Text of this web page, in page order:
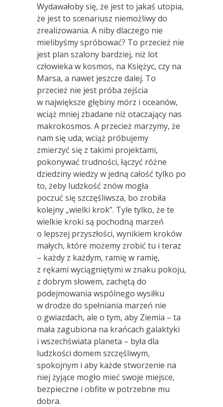
Wydawałoby się, że jest to jakaś utopia,
że jest to scenariusz niemożliwy do
zrealizowania. A niby dlaczego nie
mielibyśmy spróbować? To przecież nie
jest plan szalony bardziej, niż lot
człowieka w kosmos, na Księżyc, czy na
Marsa, a nawet jeszcze dalej. To
przecież nie jest próba zejścia
w największe głębiny mórz i oceanów,
wciąż mniej zbadane niż otaczający nas
makrokosmos. A przecież marzymy, że
nam się uda, wciąż próbujemy
zmierzyć się z takimi projektami,
pokonywać trudności, łączyć różne
dziedziny wiedzy w jedną całość tylko po
to, żeby ludzkość znów mogła
poczuć się szczęśliwsza, bo zrobiła
kolejny „wielki krok”. Tyle tylko, że te
wielkie kroki są pochodną marzeń
o lepszej przyszłości, wynikiem kroków
małych, które możemy zrobić tu i teraz
– każdy z każdym, ramię w ramię,
z rękami wyciągniętymi w znaku pokoju,
z dobrym słowem, zachętą do
podejmowania wspólnego wysiłku
w drodze do spełniania marzeń nie
o gwiazdach, ale o tym, aby Ziemia – ta
mała zagubiona na krańcach galaktyki
i wszechświata planeta – była dla
ludzkości domem szczęśliwym,
spokojnym i aby każde stworzenie na
niej żyjące mogło mieć swoje miejsce,
bezpieczne i obfite w potrzebne mu
dobra.